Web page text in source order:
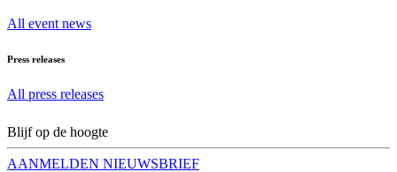
All event news
Press releases
All press releases
Blijf op de hoogte
AANMELDEN NIEUWSBRIEF